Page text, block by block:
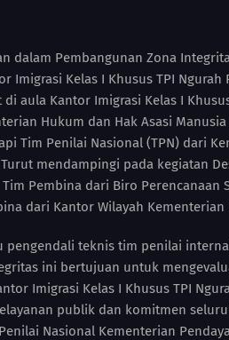
dalam Pembangunan Zona
Imigrasi Kelas I Khusus TPI
di aula Kantor Imigrasi Kelas I
Hukum dan Hak Asasi
Tim Penilai Nasional (TPN) dari
mendampingi pada kegiatan
Pembina dari Biro Perencanaan
dari Kantor Wilayah Kementerian
pengendali teknis tim penilai
ini bertujuan untuk
Imigrasi Kelas I Khusus TPI
publik dan komitmen
Nasional Kementerian